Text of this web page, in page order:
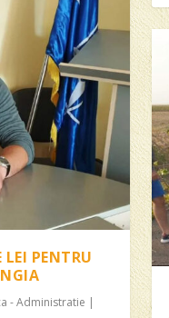
LEI PENTRU
- Administratie |